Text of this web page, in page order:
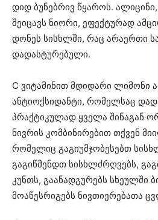
დიდ ბუნებრივ წყაროს.
შეიცავს ნიორი, ეფექტურად
დონეს სისხლში, რაც არაერთი
დადასტურებული.
C ვიტამინით მდიდარი ლიმონი
ანტიოქსიდანტი, რომელსაც
პრაქტიკულად ყველა შინაგან
ნივრის კომბინირებით თქვენ
რომელიც გაგიუმჯობესებთ
გაგიწმენდთ სისხლძრღვებს,
კუნთს, გაანადგურებს სხეულში
მოაწესრიგებს ნივთიერებათა